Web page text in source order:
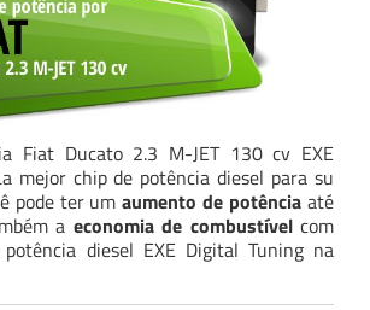
Fiat Ducato 2.3 M-JET 130 cv EXE
mejor chip de potência diesel para su
pode ter umaumento de potência até
a economia de combustívelcom
diesel EXE Digital Tuning na